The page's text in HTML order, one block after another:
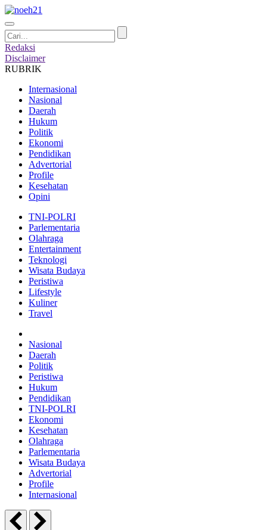
Redaksi
Disclaimer
RUBRIK
Internasional
Nasional
Daerah
Hukum
Politik
Ekonomi
Pendidikan
Advertorial
Profile
Kesehatan
Opini
TNI-POLRI
Parlementaria
Olahraga
Entertainment
Teknologi
Wisata Budaya
Peristiwa
Lifestyle
Kuliner
Travel
Nasional
Daerah
Politik
Peristiwa
Hukum
Pendidikan
TNI-POLRI
Ekonomi
Kesehatan
Olahraga
Parlementaria
Wisata Budaya
Advertorial
Profile
Internasional